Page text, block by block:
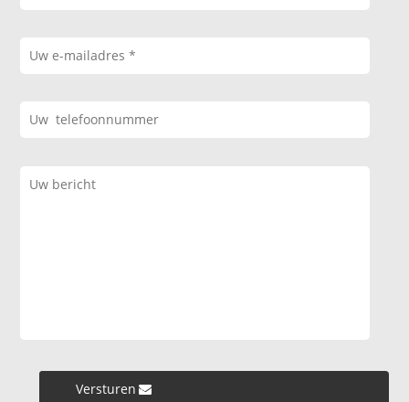
Versturen »